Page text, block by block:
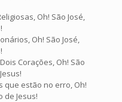
Oh! São José,
Oh! São José,
Corações, Oh! São
que estão no erro, Oh!
de Jesus!